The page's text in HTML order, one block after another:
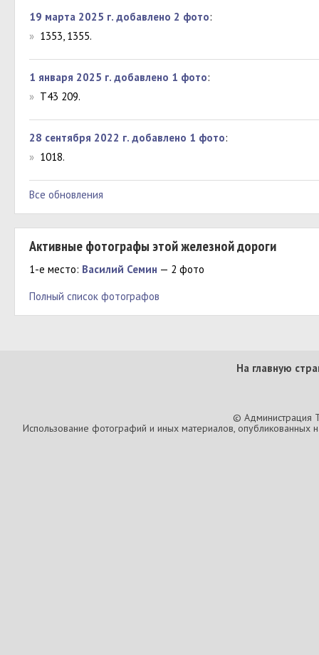
19 марта 2025 г. добавлено 2 фото:
» 1353, 1355.
1 января 2025 г. добавлено 1 фото:
» Т43 209.
28 сентября 2022 г. добавлено 1 фото:
» 1018.
Все обновления
Активные фотографы этой железной дороги
1-е место: Василий Семин — 2 фото
Полный список фотографов
На главную
© Администрация
Использование фотографий и иных материалов, опубликованных